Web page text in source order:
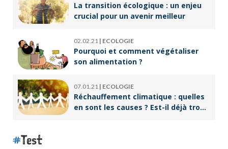
La transition écologique : un enjeu
crucial pour un avenir meilleur
02.02.21 | ECOLOGIE
Pourquoi et comment végétaliser
son alimentation ?
07.01.21 | ECOLOGIE
Réchauffement climatique : quelles
en sont les causes ? Est-il déjà trop
Test